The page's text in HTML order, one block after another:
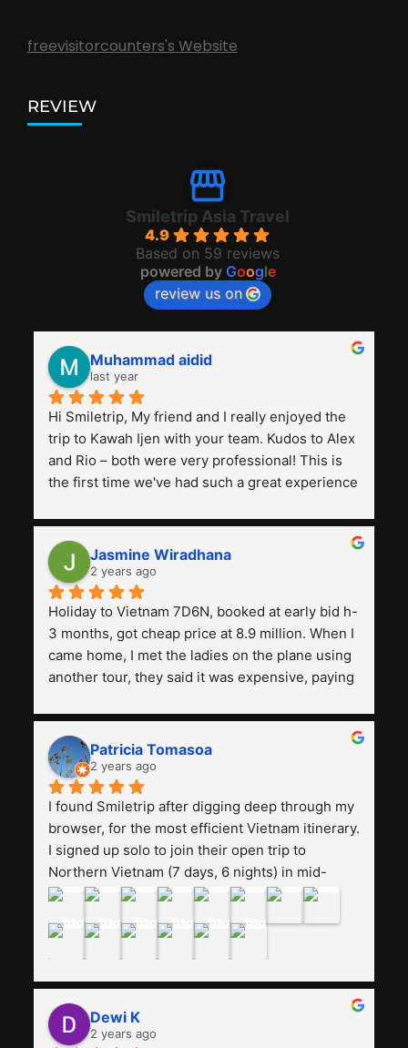
freevisitorcounters's Website
REVIEW
Smiletrip Asia Travel
4.9
Based on 59 reviews
powered by Google
review us on
Muhammad aidid
last year
Hi Smiletrip, My friend and I really enjoyed the
trip to Kawah Ijen with your team. Kudos to Alex
and Rio – both were very professional! This is
the first time we've had such a great experience
previous ones we've used.
Jasmine Wiradhana
2 years ago
Holiday to Vietnam 7D6N, booked at early bid h-
3 months, got cheap price at 8.9 million. When I
came home, I met the ladies on the plane using
another tour, they said it was expensive, paying
and facilities are all the same. The smile trip is
really worth it, the guide is helpful, humble and
friendly. Next, I want to try another trip,
Smiletrip. Thank you
Patricia Tomasoa
2 years ago
I found Smiletrip after digging deep through my
browser, for the most efficient Vietnam itinerary.
I signed up solo to join their open trip to
Northern Vietnam (7 days, 6 nights) in mid-
August. The Whatsapp admin was a bit slow to
may have been duped after paying. But, that
was not the case--thank goodness!!Their price
for the itinerary is the most affordable I could
find with great value-for-money, to include a
stay on a Halong Bay cruise. Our hotels were
Dewi K
2 years ago